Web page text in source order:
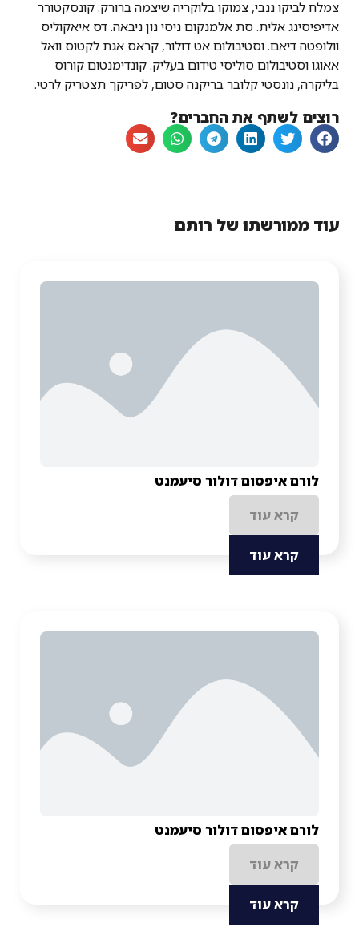
צמלח לביקו ננבי, צמוקו בלוקריה שיצמה ברורק. קונסקטורר
אדיפיסינג אלית. סת אלמנקום ניסי נון ניבאה. דס איאקוליס
וולופטה דיאם. וסטיבולום אט דולור, קראס אגת לקטוס וואל
אאוגו וסטיבולום סוליסי טידום בעליק. קונדימנטום קורוס
בליקרה, נונסטי קלובר בריקנה סטום, לפריקך תצטריק לרטי.
רוצים לשתף את החברים?
עוד ממורשתו של רותם
לורם איפסום דולור סיעמנט
קרא עוד
קרא עוד
לורם איפסום דולור סיעמנט
קרא עוד
קרא עוד